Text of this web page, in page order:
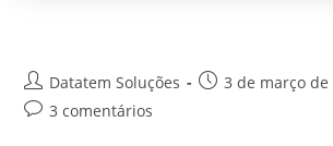
Datatem Soluções 3 de março de
3 comentários